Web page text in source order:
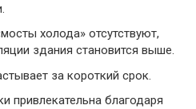
холода» отсутствуют,
здания становится выше.
за короткий срок.
привлекательна благодаря